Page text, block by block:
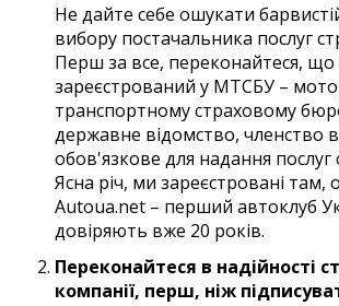
Не дайте себе ошукати
вибору постачальника послуг
Перш за все, переконайтеся, що
зареєстрований у МТСБУ –
транспортному страховому
державне відомство, членство
обов'язкове для надання послуг
Ясна річ, ми зареєстровані там,
Autoua.net – перший автоклуб
довіряють вже 20 років.
Переконайтеся в надійності
компанії, перш, ніж